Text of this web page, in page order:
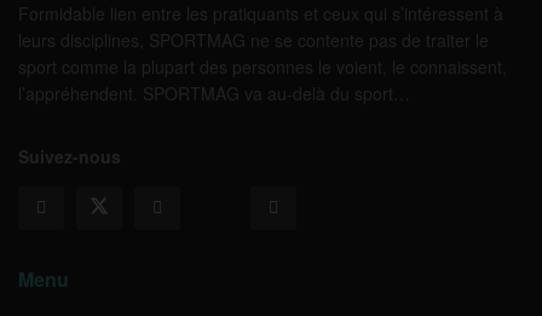
Formidable lien entre les pratiquants et ceux qui s’intéressent à
leurs disciplines, SPORTMAG ne se contente pas de traiter le
sport comme la plupart des personnes le voient, le connaissent,
l’appréhendent. SPORTMAG va au-delà du sport…
Suivez-nous
Menu